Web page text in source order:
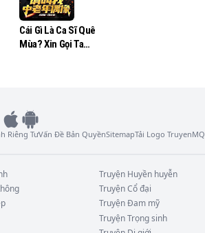
Cái Gì Là Ca Sĩ Quê
Mùa? Xin Gọi Ta
Riêng TưVấn Đề Bản QuyềnSitemapTải Logo TruyenMQ
Truyện Huyền huyễn
TruyệnCổ đại
TruyệnĐam mỹ
TruyệnTrọng sinh